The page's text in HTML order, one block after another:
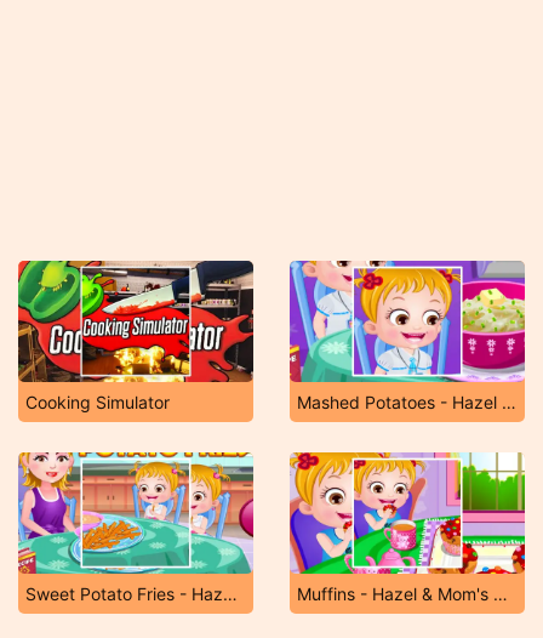
Cooking Simulator Mashed Potatoes - Hazel & Mom's Recipes
Sweet Potato Fries - Hazel & Mom's Recipes Muffins - Hazel & Mom's Recipes